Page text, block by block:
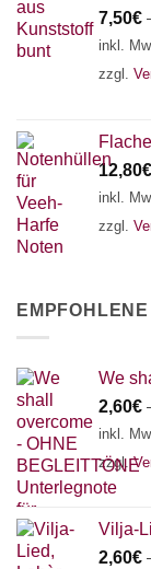
7,50€
inkl.
zzgl.
12,80€
inkl.
zzgl.
We
2,60€
inkl.
zzgl.
Vilja-
2,60€